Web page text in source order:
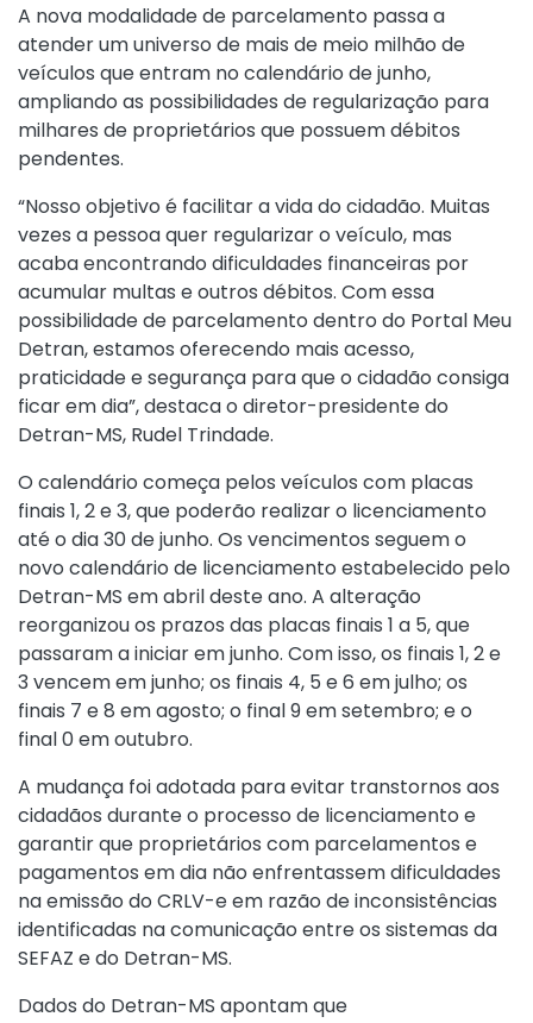
A nova modalidade de parcelamento passa a
atender um universo de mais de meio milhão de
veículos que entram no calendário de junho,
ampliando as possibilidades de regularização para
milhares de proprietários que possuem débitos
pendentes.
“Nosso objetivo é facilitar a vida do cidadão. Muitas
vezes a pessoa quer regularizar o veículo, mas
acaba encontrando dificuldades financeiras por
acumular multas e outros débitos. Com essa
possibilidade de parcelamento dentro do Portal Meu
Detran, estamos oferecendo mais acesso,
praticidade e segurança para que o cidadão consiga
ficar em dia”, destaca o diretor-presidente do
Detran-MS, Rudel Trindade.
O calendário começa pelos veículos com placas
finais 1, 2 e 3, que poderão realizar o licenciamento
até o dia 30 de junho. Os vencimentos seguem o
novo calendário de licenciamento estabelecido pelo
Detran-MS em abril deste ano. A alteração
reorganizou os prazos das placas finais 1 a 5, que
passaram a iniciar em junho. Com isso, os finais 1, 2 e
3 vencem em junho; os finais 4, 5 e 6 em julho; os
finais 7 e 8 em agosto; o final 9 em setembro; e o
final 0 em outubro.
A mudança foi adotada para evitar transtornos aos
cidadãos durante o processo de licenciamento e
garantir que proprietários com parcelamentos e
pagamentos em dia não enfrentassem dificuldades
na emissão do CRLV-e em razão de inconsistências
identificadas na comunicação entre os sistemas da
SEFAZ e do Detran-MS.
Dados do Detran-MS apontam que